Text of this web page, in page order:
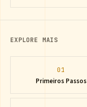
EXPLORE MAIS
01
Primeiros Passos